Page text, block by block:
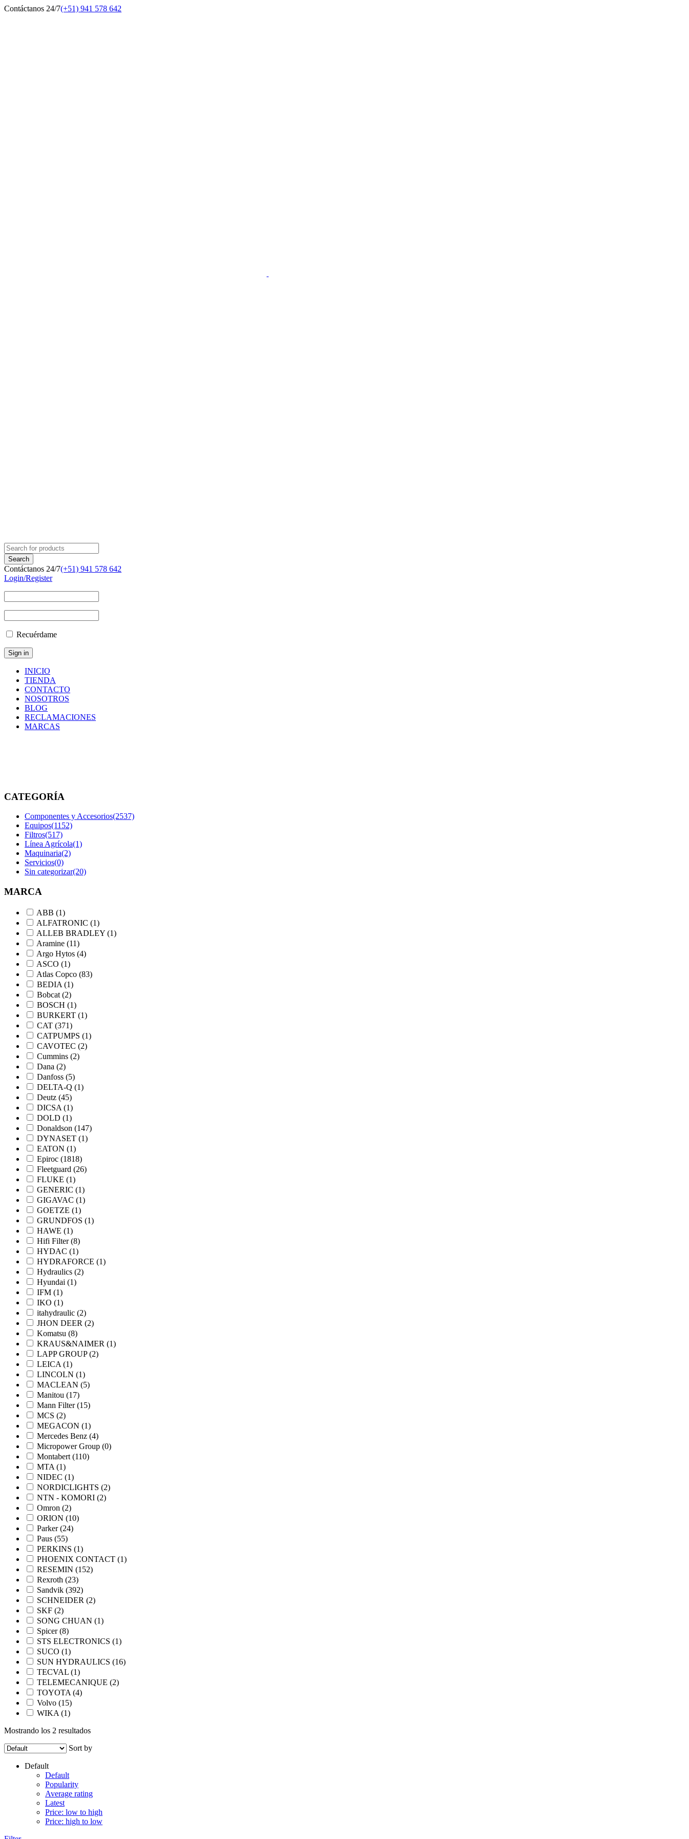
Contáctanos 24/7(+51) 941 578 642
Contáctanos 24/7(+51) 941 578 642
Login/Register
Recuérdame
INICIO
TIENDA
CONTACTO
NOSOTROS
BLOG
RECLAMACIONES
MARCAS
CATEGORÍA
Componentes y Accesorios(2537)
Equipos(1152)
Filtros(517)
Línea Agrícola(1)
Maquinaria(2)
Servicios(0)
Sin categorizar(20)
MARCA
ABB (1)
ALFATRONIC (1)
ALLEB BRADLEY (1)
Aramine (11)
Argo Hytos (4)
ASCO (1)
Atlas Copco (83)
BEDIA (1)
Bobcat (2)
BOSCH (1)
BURKERT (1)
CAT (371)
CATPUMPS (1)
CAVOTEC (2)
Cummins (2)
Dana (2)
Danfoss (5)
DELTA-Q (1)
Deutz (45)
DICSA (1)
DOLD (1)
Donaldson (147)
DYNASET (1)
EATON (1)
Epiroc (1818)
Fleetguard (26)
FLUKE (1)
GENERIC (1)
GIGAVAC (1)
GOETZE (1)
GRUNDFOS (1)
HAWE (1)
Hifi Filter(8)
HYDAC (1)
HYDRAFORCE (1)
Hydraulics (2)
Hyundai (1)
IFM (1)
IKO (1)
itahydraulic (2)
JHON DEER (2)
Komatsu (8)
KRAUS&NAIMER (1)
LAPP GROUP(2)
LEICA (1)
LINCOLN (1)
MACLEAN (5)
Manitou (17)
Mann Filter(15)
MCS (2)
MEGACON (1)
Mercedes Benz (4)
Micropower Group (0)
Montabert (110)
MTA (1)
NIDEC (1)
NORDICLIGHTS (2)
NTN - KOMORI (2)
Omron (2)
ORION (10)
Parker(24)
Paus (55)
PERKINS (1)
PHOENIX CONTACT (1)
RESEMIN (152)
Rexroth (23)
Sandvik (392)
SCHNEIDER (2)
SKF (2)
SONG CHUAN (1)
Spicer(8)
STS ELECTRONICS (1)
SUCO (1)
SUN HYDRAULICS (16)
TECVAL (1)
TELEMECANIQUE (2)
TOYOTA (4)
Volvo (15)
WIKA (1)
Mostrando los 2 resultados
Sort by
Default
Default
Popularity
Average rating
Latest
Price: low to high
Price: high to low